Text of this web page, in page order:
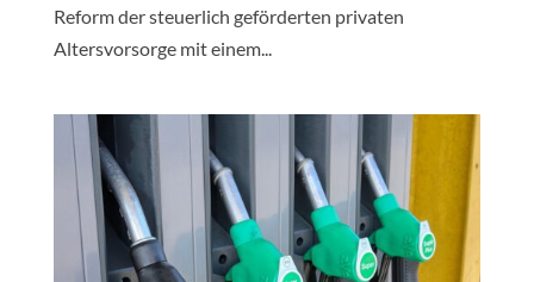
Reform der steuerlich geförderten privaten
Altersvorsorge mit einem...